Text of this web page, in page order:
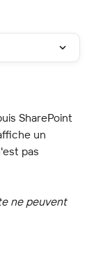
SharePoint
un
pas
ne peuvent